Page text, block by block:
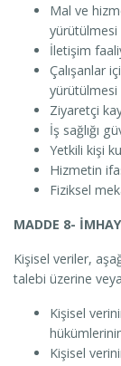
Mal ve
yürütülmesi
İletişim
Çalışanlar
yürütülmesi
Ziyaretçi
İş sağlığı
Yetkili kişi
Hizmetin
Fiziksel
MADDE 8-
Kişisel veriler,
talebi üzerine
Kişisel
Kişisel